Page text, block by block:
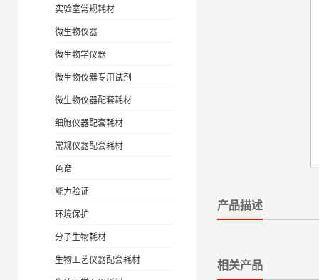
实验室常规耗材
微生物仪器
微生物学仪器
微生物仪器专用试剂
微生物仪器配套耗材
细胞仪器配套耗材
常规仪器配套耗材
色谱
能力验证
环境保护
分子生物耗材
生物工艺仪器配套耗材
产品描述
相关产品